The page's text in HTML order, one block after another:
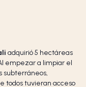
adquirió 5 hectáreas
empezar a limpiar el
subterráneos,
todos tuvieran acceso